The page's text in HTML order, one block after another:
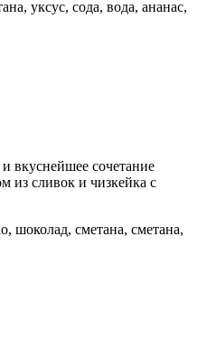
уксус, сода, вода, ананас,
вкуснейшее сочетание
из сливок и чизкейка с
шоколад, сметана, сметана,